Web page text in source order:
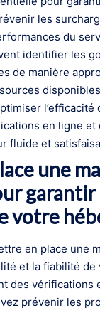
les
du
identifier les
de manière
l’efficacité
en ligne et
fluide et
une
votre
en place une
et la fiabilité
des vérifications
prévenir les